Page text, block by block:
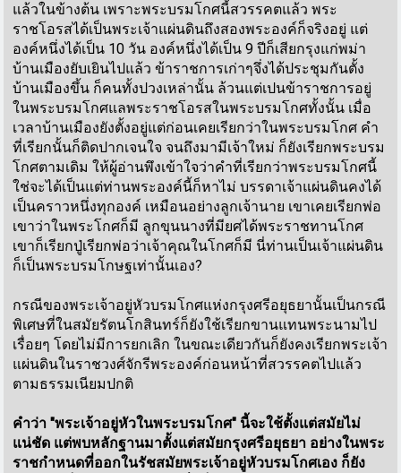
แล้วในข้างต้น เพราะพระบรมโกศนี้สวรรคตแล้ว พระ
ราชโอรสได้เป็นพระเจ้าแผ่นดินถึงสองพระองค์ก็จริงอยู่ แต่
องค์หนึ่งได้เป็น 10 วัน องค์หนึ่งได้เป็น 9 ปีก็เสียกรุงแก่พม่า
บ้านเมืองยับเยินไปแล้ว ข้าราชการเก่าๆจึ่งได้ประชุมกันตั้ง
บ้านเมืองขึ้น ก็คนทั้งปวงเหล่านั้น ล้วนแต่เปนข้าราชการอยู่
ในพระบรมโกศแลพระราชโอรสในพระบรมโกศทั้งนั้น เมื่อ
เวลาบ้านเมืองยังตั้งอยู่แต่ก่อนเคยเรียกว่าในพระบรมโกศ คำ
ที่เรียกนั้นก็ติดปากเจนใจ จนถึงมามีเจ้าใหม่ ก็ยังเรียกพระบรม
โกศตามเดิม ให้ผู้อ่านพึงเข้าใจว่าคำที่เรียกว่าพระบรมโกศนี้
ใช่จะได้เป็นแต่ท่านพระองค์นี้ก็หาไม่ บรรดาเจ้าแผ่นดินคงได้
เป็นคราวหนึ่งทุกองค์ เหมือนอย่างลูกเจ้านาย เขาเคยเรียกพ่อ
เขาว่าในพระโกศก็มี ลูกขุนนางที่มียศได้พระราชทานโกศ
เขาก็เรียกปู่เรียกพ่อว่าเจ้าคุณในโกศก็มี นี่ท่านเป็นเจ้าแผ่นดิน
ก็เป็นพระบรมโกษฐเท่านั้นเอง?
กรณีของพระเจ้าอยู่หัวบรมโกศแห่งกรุงศรีอยุธยานั้นเป็นกรณี
พิเศษที่ในสมัยรัตนโกสินทร์ก็ยังใช้เรียกขานแทนพระนามไป
เรื่อยๆ โดยไม่มีการยกเลิก ในขณะเดียวกันก็ยังคงเรียกพระเจ้า
แผ่นดินในราชวงศ์จักรีพระองค์ก่อนหน้าที่สวรรคตไปแล้ว
ตามธรรมเนียมปกติ
คำว่า "พระเจ้าอยู่หัวในพระบรมโกศ" นี้จะใช้ตั้งแต่สมัยไม่
แน่ชัด แต่พบหลักฐานมาตั้งแต่สมัยกรุงศรีอยุธยา อย่างในพระ
ราชกำหนดที่ออกในรัชสมัยพระเจ้าอยู่หัวบรมโกศเอง ก็ยัง